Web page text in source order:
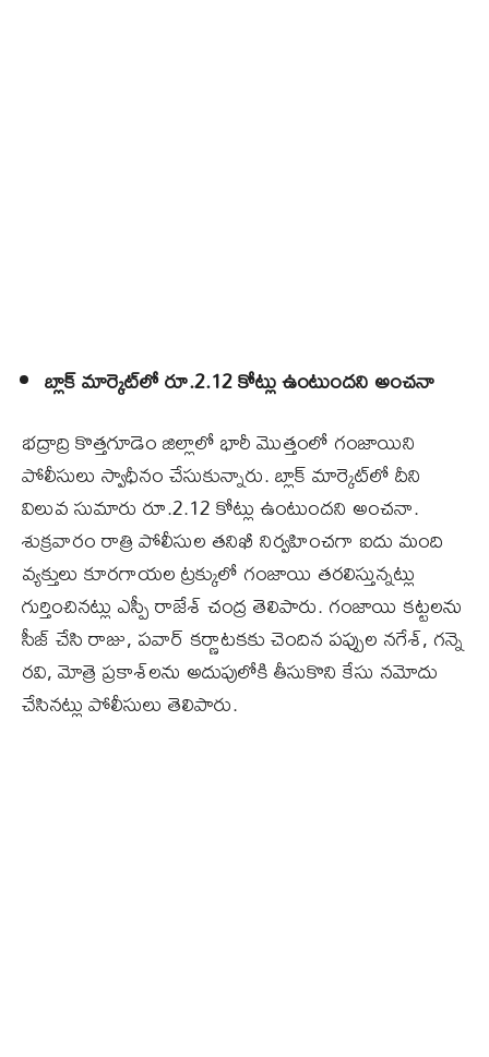
బ్లాక్‌ మార్కెట్‌లో రూ.2.12 కోట్లు ఉంటుందని అంచనా
భద్రాద్రి కొత్తగూడెం జిల్లాలో భారీ మొత్తంలో గంజాయిని
పోలీసులు స్వాధీనం చేసుకున్నారు. బ్లాక్‌ మార్కెట్‌లో దీని
విలువ సుమారు రూ.2.12 కోట్లు ఉంటుందని అంచనా.
శుక్రవారం రాత్రి పోలీసుల తనిఖీ నిర్వహించగా ఐదు మంది
వ్యక్తులు కూరగాయల ట్రక్కులో గంజాయి తరలిస్తున్నట్లు
గుర్తించినట్లు ఎస్పీ రాజేశ్‌ చంద్ర తెలిపారు. గంజాయి కట్టలను
సీజ్‌ చేసి రాజు, ప‌వార్ కర్ణాట‌క‌కు చెందిన పప్పుల న‌గేశ్‌, గ‌న్నె
ర‌వి, మోత్రె ప్రకాశ్‌లను అదుపులోకి తీసుకొని కేసు నమోదు
చేసినట్లు పోలీసులు తెలిపారు.